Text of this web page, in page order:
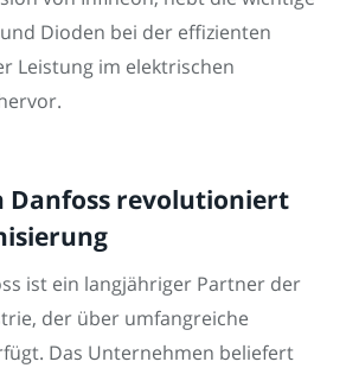
und Dioden bei der effizienten
Leistung im elektrischen
Danfoss revolutioniert
ist ein langjähriger Partner der
der über umfangreiche
Das Unternehmen beliefert